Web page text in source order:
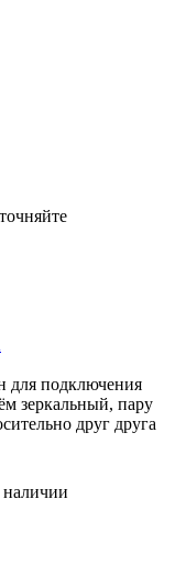
для подключения
зеркальный, пару
друг друга